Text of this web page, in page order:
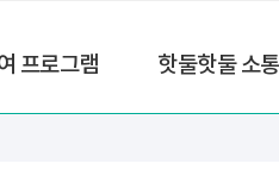
프로그램 핫둘핫둘 소